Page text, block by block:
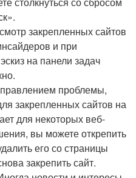
закрепленных сайтов
и при
на панели задач
проблемы,
закрепленных сайтов на
для некоторых веб-
вы можете открепить
его со страницы
закрепить сайт.